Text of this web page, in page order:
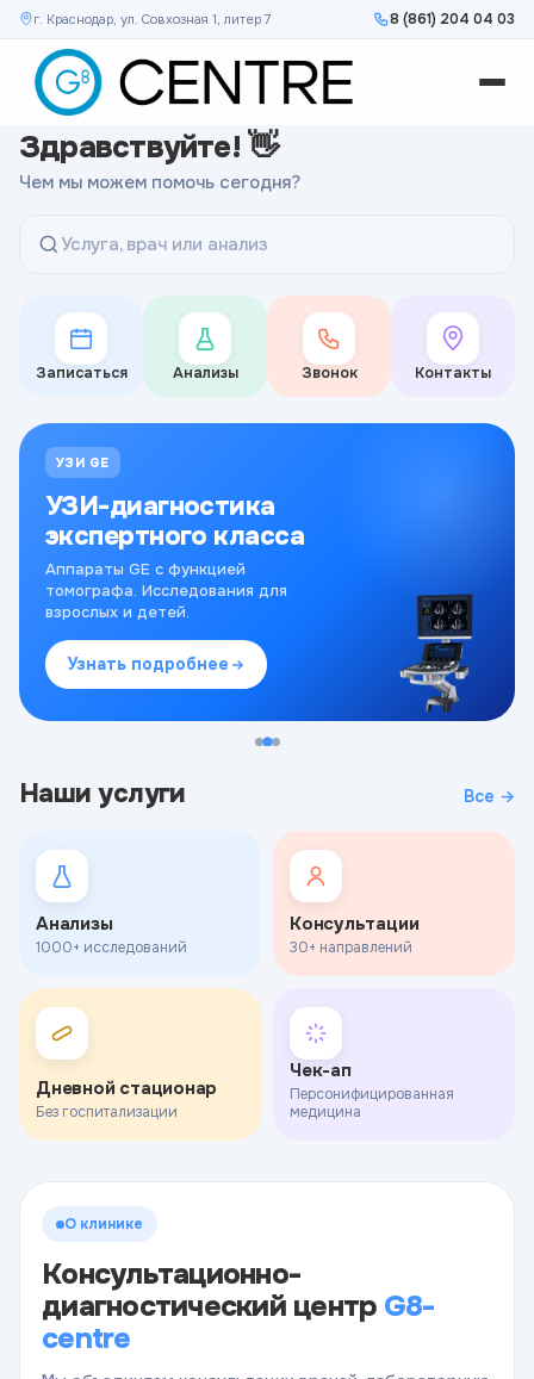
г. Краснодар, ул. Совхозная 1, литер 7 8 (861) 204 04 03
Здравствуйте! 👋
Чем мы можем помочь сегодня?
Услуга, врач или анализ
Записаться Анализы Звонок Контакты
УЗИ GE
УЗИ-диагностика
экспертного класса
Аппараты GE с функцией
томографа. Исследования для
взрослых и детей.
Узнать подробнее
Наши услуги Все →
Анализы
1000+ исследований
Консультации
30+ направлений
Дневной стационар
Без госпитализации
Чек-ап
Персонифицированная
медицина
О клинике
Консультационно-
диагностический центр G8-
centre